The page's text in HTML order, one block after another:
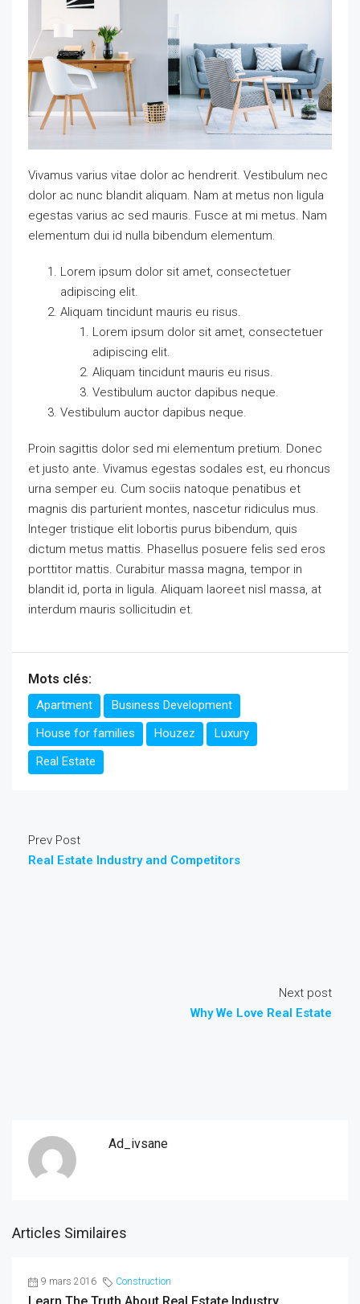
Vivamus varius vitae dolor ac hendrerit. Vestibulum nec
dolor ac nunc blandit aliquam. Nam at metus non ligula
egestas varius ac sed mauris. Fusce at mi metus. Nam
elementum dui id nulla bibendum elementum.
Lorem ipsum dolor sit amet, consectetuer
adipiscing elit.
Aliquam tincidunt mauris eu risus.
Lorem ipsum dolor sit amet, consectetuer
adipiscing elit.
Aliquam tincidunt mauris eu risus.
Vestibulum auctor dapibus neque.
Vestibulum auctor dapibus neque.
Proin sagittis dolor sed mi elementum pretium. Donec
et justo ante. Vivamus egestas sodales est, eu rhoncus
urna semper eu. Cum sociis natoque penatibus et
magnis dis parturient montes, nascetur ridiculus mus.
Integer tristique elit lobortis purus bibendum, quis
dictum metus mattis. Phasellus posuere felis sed eros
porttitor mattis. Curabitur massa magna, tempor in
blandit id, porta in ligula. Aliquam laoreet nisl massa, at
interdum mauris sollicitudin et.
Mots clés:
Apartment
Business Development
House for families
Houzez
Luxury
Real Estate
Prev Post
Real Estate Industry and Competitors
Next post
Why We Love Real Estate
Ad_ivsane
Articles Similaires
9 mars 2016 Construction